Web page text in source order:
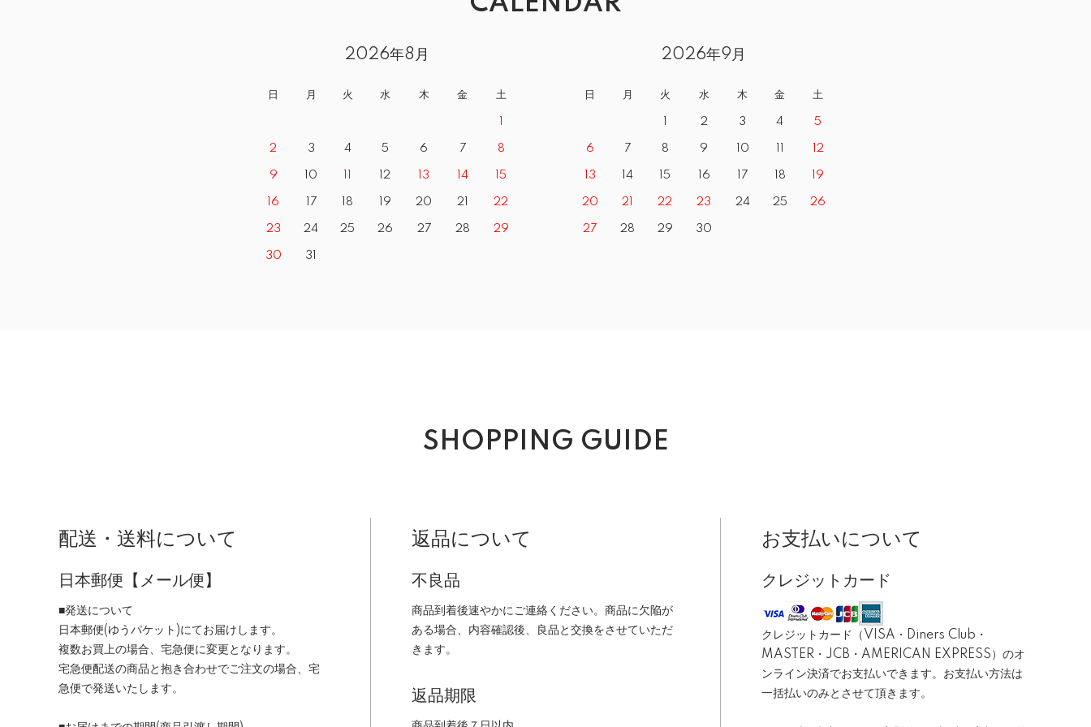
2026年8月
日 月 火 水 木 金 土
2 3 4 5 6 7 8
9 10 12 13 14 15
16 17 18 19 20 21 22
23 24 25 26 27 28 29
30 31
2026年9月
日 月 火 水 木 金 土
2 3 4 5
6 7 8 9 10 12
13 14 15 16 17 18 19
20 21 22 23 24 25 26
27 28 29 30
SHOPPING GUIDE
配送・送料について
日本郵便【メール便】
■発送について
日本郵便(ゆうパケット)にてお届けします。
複数お買上の場合、宅急便に変更となります。
宅急便配送の商品と抱き合わせでご注文の場合、宅
急便で発送いたします。
返品について
不良品
商品到着後速やかにご連絡ください。商品に欠陥が
ある場合、内容確認後、良品と交換をさせていただ
きます。
返品期限
お支払いについて
クレジットカード
クレジットカード（VISA・Diners Club・
MASTER・JCB・AMERICAN EXPRESS）のオ
ンライン決済でお支払いできます。お支払い方法は
一括払いのみとさせて頂きます。